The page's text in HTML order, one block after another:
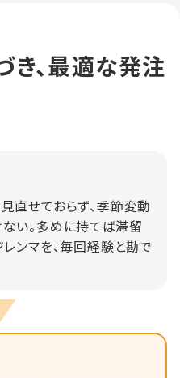
、最適な発注
直せておらず、季節変動
い。多めに持てば滞留
ンマを、毎回経験と勘で